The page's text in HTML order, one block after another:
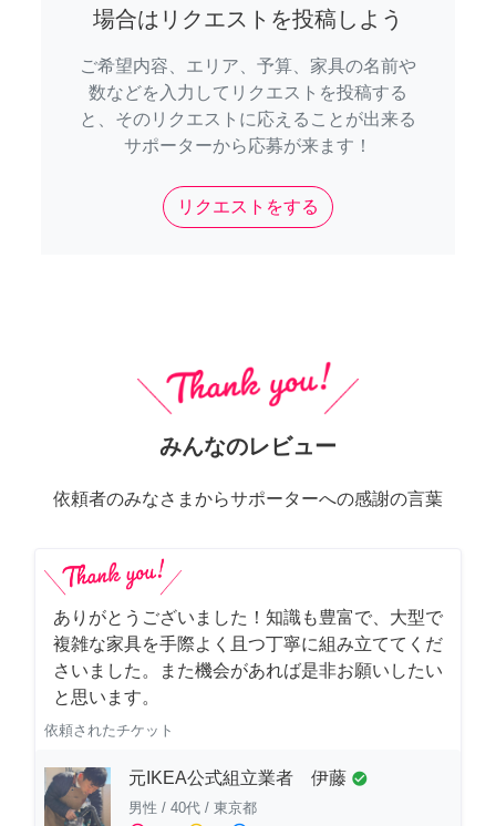
場合はリクエストを投稿しよう
ご希望内容、エリア、予算、家具の名前や
数などを入力してリクエストを投稿する
と、そのリクエストに応えることが出来る
サポーターから応募が来ます！
リクエストをする
みんなのレビュー
依頼者のみなさまからサポーターへの感謝の言葉
ありがとうございました！知識も豊富で、大型で
複雑な家具を手際よく且つ丁寧に組み立ててくだ
さいました。また機会があれば是非お願いしたい
と思います。
依頼されたチケット
元IKEA公式組立業者 伊藤 check_circle
男性 / 40代 / 東京都